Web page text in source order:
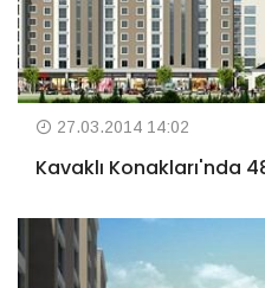
27.03.2014 14:02
Kavaklı Konakları'nda